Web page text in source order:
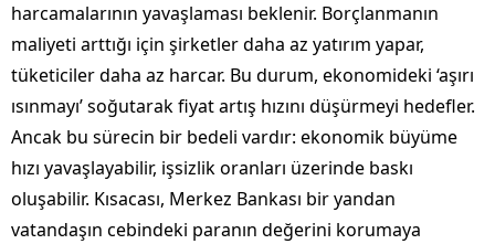
harcamalarının yavaşlaması beklenir. Borçlanmanın
maliyeti arttığı için şirketler daha az yatırım yapar,
tüketiciler daha az harcar. Bu durum, ekonomideki ‘aşırı
ısınmayı’ soğutarak fiyat artış hızını düşürmeyi hedefler.
Ancak bu sürecin bir bedeli vardır: ekonomik büyüme
hızı yavaşlayabilir, işsizlik oranları üzerinde baskı
oluşabilir. Kısacası, Merkez Bankası bir yandan
vatandaşın cebindeki paranın değerini korumaya